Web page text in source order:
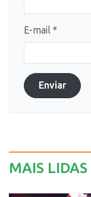
E-mail *
Enviar
MAIS LIDAS